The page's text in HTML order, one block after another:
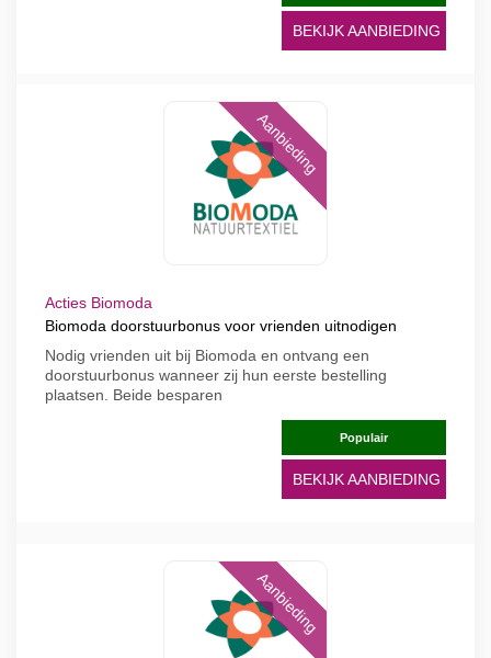
BEKIJK AANBIEDING
Aanbieding
Acties Biomoda
Biomoda doorstuurbonus voor vrienden uitnodigen
Nodig vrienden uit bij Biomoda en ontvang een
doorstuurbonus wanneer zij hun eerste bestelling
plaatsen. Beide besparen
Populair
BEKIJK AANBIEDING
Aanbieding